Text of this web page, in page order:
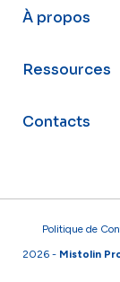
À propos
Ressources
Contacts
Politique de
2026 - Mistolin